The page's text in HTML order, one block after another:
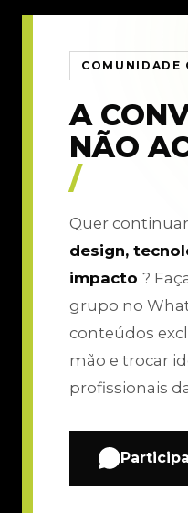
COMUNIDADE
A
NÃO
/
Quer
design,
impacto ?
grupo no
conteúdos
mão e trocar
profissionais